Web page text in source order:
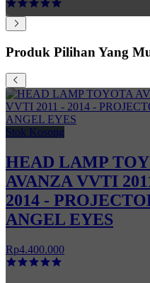
Produk Pilihan Yang
Stok Kosong
HEAD LAMP
AVANZA VVTI
2014 -
ANGEL EYES
Rp4.400.000